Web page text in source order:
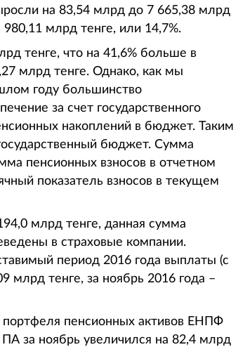
на 83,54 млрд до 7 665,38 млрд
980,11 млрд тенге, или 14,7%.
тенге, что на 41,6% больше в
млрд тенге. Однако, как мы
году большинство
за счет государственного
накоплений в бюджет. Таким
бюджет. Сумма
пенсионных взносов в отчетном
показатель взносов в текущем
млрд тенге, данная сумма
в страховые компании.
период 2016 года выплаты (с
млрд тенге, за ноябрь 2016 года –
портфеля пенсионных активов ЕНПФ
за ноябрь увеличился на 82,4 млрд